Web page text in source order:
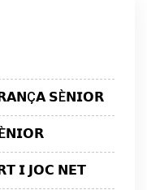
𝗦È𝗡𝗜𝗢𝗥
𝗜 𝗝𝗢𝗖 𝗡𝗘𝗧